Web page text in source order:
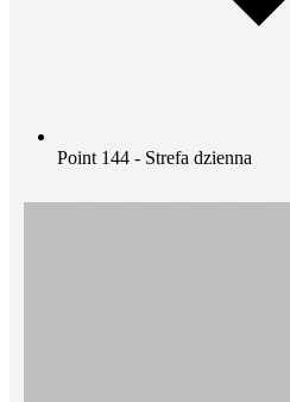
Point 144 - Strefa dzienna